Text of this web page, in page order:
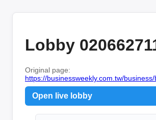
Lobby
Original page:
https://businessweekly.com.tw/
Open live lobby